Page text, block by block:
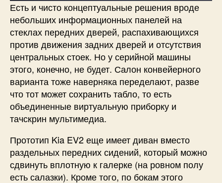
Есть и чисто концептуальные решения вроде
небольших информационных панелей на
стеклах передних дверей, распахивающихся
против движения задних дверей и отсутствия
центральных стоек. Но у серийной машины
этого, конечно, не будет. Салон конвейерного
варианта тоже наверняка переделают, разве
что тот может сохранить табло, то есть
объединенные виртуальную приборку и
тачскрин мультимедиа.
Прототип Kia EV2 еще имеет диван вместо
раздельных передних сидений, который можно
сдвинуть вплотную к галерке (на ровном полу
есть салазки). Кроме того, по бокам этого